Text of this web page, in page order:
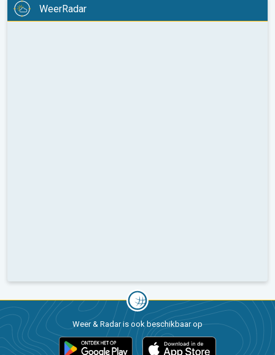
WeerRadar
Weer & Radar is ook beschikbaar op